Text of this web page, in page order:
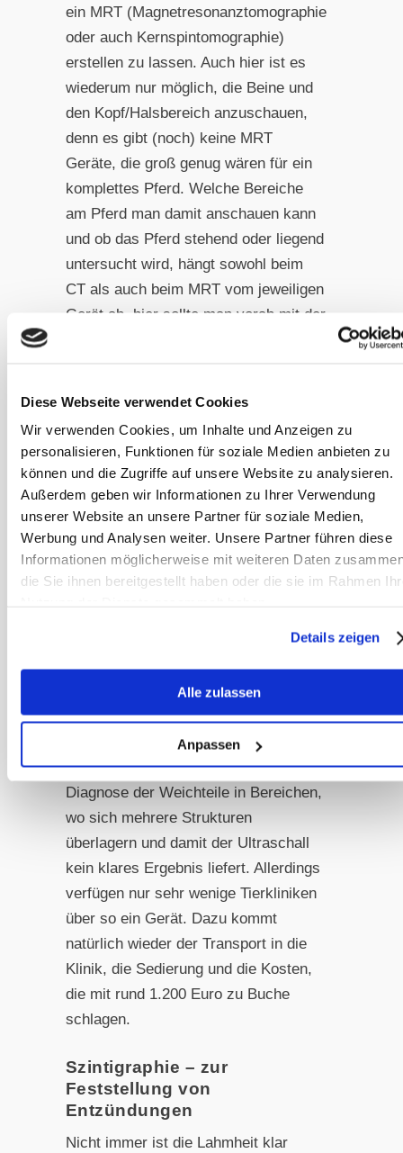
Diese Webseite verwendet Cookies
Wir verwenden Cookies, um Inhalte und Anzeigen zu
personalisieren, Funktionen für soziale Medien anbieten zu
können und die Zugriffe auf unsere Website zu analysieren.
Außerdem geben wir Informationen zu Ihrer Verwendung
unserer Website an unsere Partner für soziale Medien,
Werbung und Analysen weiter. Unsere Partner führen diese
Informationen möglicherweise mit weiteren Daten
die Sie ihnen bereitgestellt haben oder die sie im Rahmen
Details zeigen
Alle zulassen
Anpassen
ein MRT (Magnetresonanztomographie
oder auch Kernspintomographie)
erstellen zu lassen. Auch hier ist es
wiederum nur möglich, die Beine und
den Kopf/Halsbereich anzuschauen,
denn es gibt (noch) keine MRT
Geräte, die groß genug wären für ein
komplettes Pferd. Welche Bereiche
am Pferd man damit anschauen kann
und ob das Pferd stehend oder liegend
untersucht wird, hängt sowohl beim
CT als auch beim MRT vom jeweiligen
Gerät ab, hier sollte man vorab mit der
Beim MRT wird ein dreidimensionales
Bild aller Gewebe mittels
Magnetfeldern und Radiowellen
hergestellt, es ist damit sozusagen
eine Kombination aus CT und
Ultraschall. Das erlaubt eine wirklich
hohe Aussagekraft, da einerseits alle
andererseits die Qualität der Bilder
hervorragend ist. Hier können fast
sämtliche Strukturen des Körpers
dargestellt werden, also Sehnen,
Knochen und das umliegende Gewebe.
Das ermöglicht vor allem eine genaue
Diagnose der Weichteile in Bereichen,
wo sich mehrere Strukturen
überlagern und damit der Ultraschall
kein klares Ergebnis liefert. Allerdings
verfügen nur sehr wenige Tierkliniken
über so ein Gerät. Dazu kommt
natürlich wieder der Transport in die
Klinik, die Sedierung und die Kosten,
die mit rund 1.200 Euro zu Buche
schlagen.
Szintigraphie – zur
Feststellung von
Entzündungen
Nicht immer ist die Lahmheit klar